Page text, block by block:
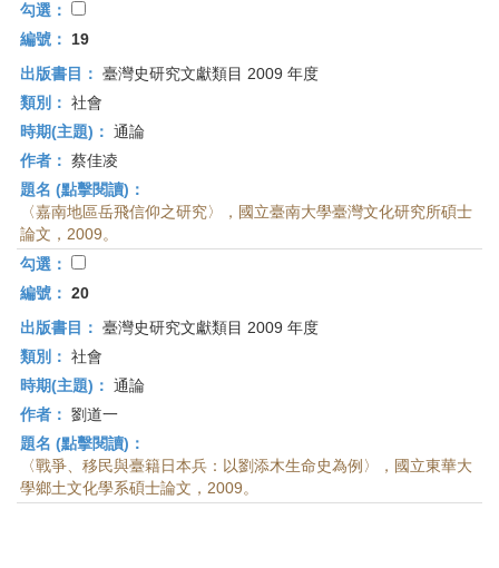
勾選：
編號：
19
出版書目： 臺灣史研究文獻類目 2009 年度
類別： 社會
時期(主題)： 通論
作者： 蔡佳凌
題名 (點擊閱讀)：
〈嘉南地區岳飛信仰之研究〉，國立臺南大學臺灣文化研究所碩士
論文，2009。
勾選：
編號： 20
出版書目： 臺灣史研究文獻類目 2009 年度
類別： 社會
時期(主題)： 通論
作者： 劉道一
題名 (點擊閱讀)：
〈戰爭、移民與臺籍日本兵：以劉添木生命史為例〉，國立東華大
學鄉土文化學系碩士論文，2009。